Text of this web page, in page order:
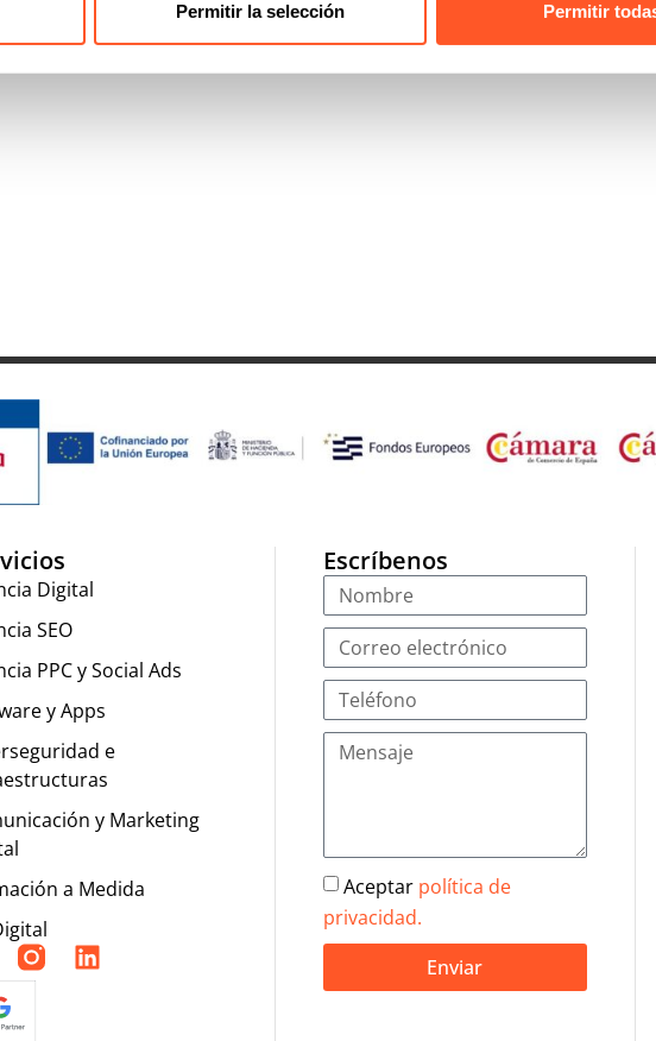
Permitir la selección Permitir
Digital
SEO
PPC y Social Ads
y Apps
e
y Marketing
a Medida
Escríbenos
Aceptar política de
privacidad.
Enviar